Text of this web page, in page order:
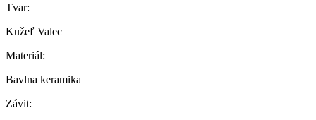
Tvar:
Kužeľ Valec
Materiál:
Bavlna keramika
Závit: